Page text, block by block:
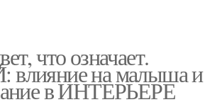
что означает.
на малыша и
в ИНТЕРЬЕРЕ